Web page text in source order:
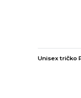
Unisex tričko